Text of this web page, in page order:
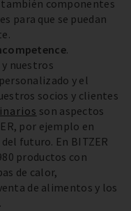
componentes
para que se puedan
.
nuestros
y el
socios y clientes
son aspectos
por ejemplo en
futuro. En BITZER
productos con
de calor,
de alimentos y los